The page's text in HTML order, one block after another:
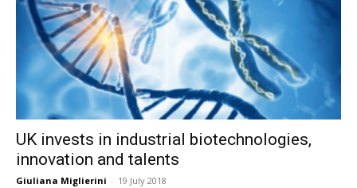
UK invests in industrial biotechnologies,
innovation and talents
Giuliana Miglierini - 19 July 2018